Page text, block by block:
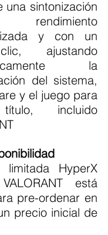
una sintonización
y con un
ajustando
la
del sistema,
y el juego para
incluido
está
precio inicial de